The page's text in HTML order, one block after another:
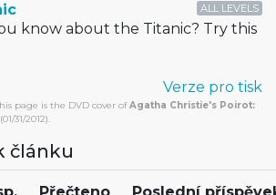
ALL LEVELS
know about the Titanic? Try this
Verze pro tisk
page is the DVD cover ofAgatha Christie's Poirot:
31/2012).
článku